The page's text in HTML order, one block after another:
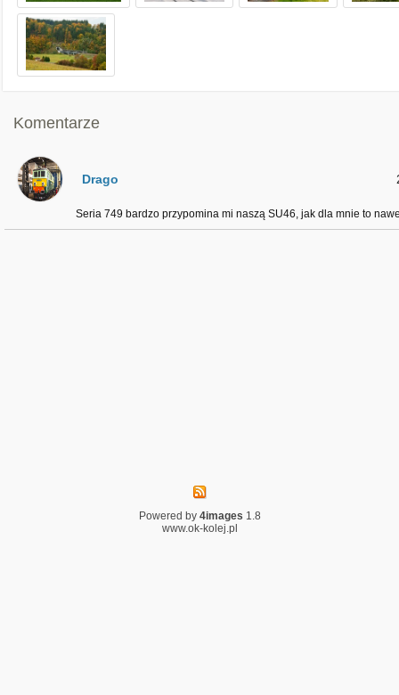
Komentarze
Drago
Seria 749 bardzo przypomina mi naszą SU46, jak dla mnie to
Powered by 4images 1.8
www.ok-kolej.pl